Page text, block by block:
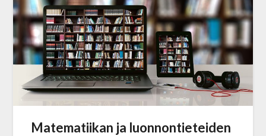
Matematiikan ja luonnontieteiden